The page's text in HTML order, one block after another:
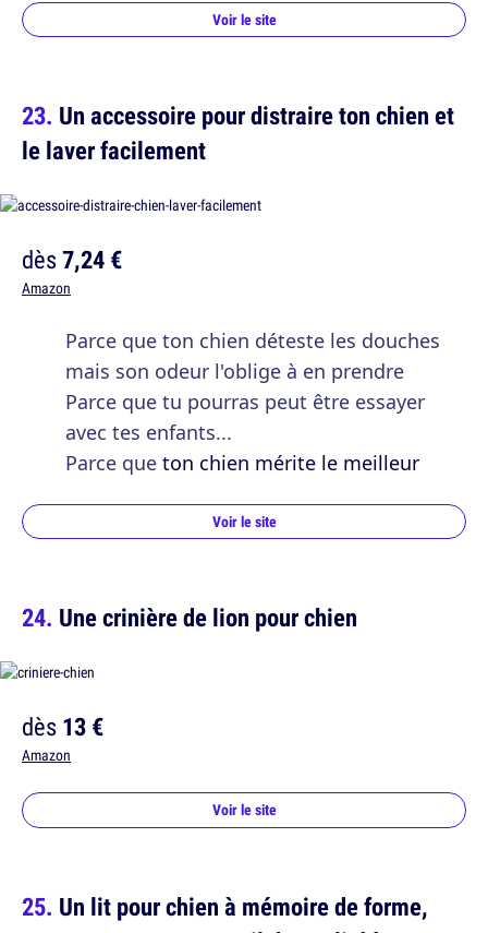
Voir le site
Un accessoire pour distraire ton chien et
le laver facilement
dès7,24 €
Amazon
Parce que ton chien déteste les douches
mais son odeur l'oblige à en prendre
Parce que tu pourras peut être essayer
avec tes enfants...
Parce que ton chien mérite le meilleur
Voir le site
Une crinière de lion pour chien
dès13 €
Amazon
Voir le site
Un lit pour chien à mémoire de forme,